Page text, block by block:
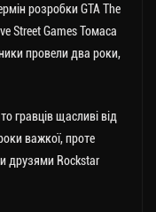
розробки GTA The
Street Games Томаса
провели два роки,
гравців щасливі від
важкої, проте
друзями Rockstar